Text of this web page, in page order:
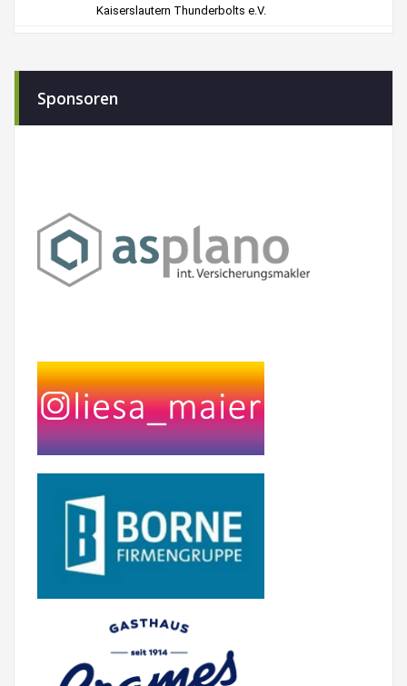
Sponsoren